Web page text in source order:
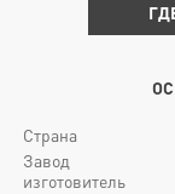
Страна
Завод
изготовитель